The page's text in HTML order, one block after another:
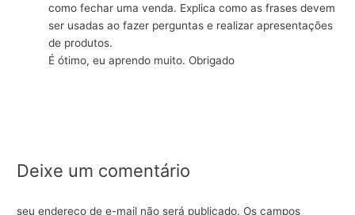
como fechar uma venda. Explica como as frases devem
ser usadas ao fazer perguntas e realizar apresentações
de produtos.
É ótimo, eu aprendo muito. Obrigado
Deixe um comentário
seu endereço de e-mail não será publicado. Os campos